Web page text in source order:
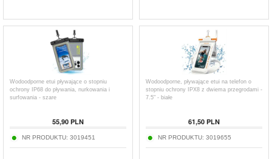
Wodoodporne etui pływające o stopniu
ochrony IP68 do pływania, nurkowania i
surfowania - szare
55,90 PLN
NR PRODUKTU: 3019451
Wodoodporne, pływające etui na telefon o
stopniu ochrony IPX8 z dwiema przegrodami -
7.5" - białe
61,50 PLN
NR PRODUKTU: 3019655